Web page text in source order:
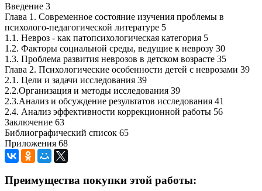
Введение 3
Глава 1. Современное состояние изучения проблемы в
психолого-педагогической литературе 5
1.1. Невроз - как патопсихологическая категория 5
1.2. Факторы социальной среды, ведущие к неврозу 30
1.3. Проблема развития неврозов в детском возрасте 35
Глава 2. Психологические особенности детей с неврозами 39
2.1. Цели и задачи исследования 39
2.2.Организация и методы исследования 39
2.3.Анализ и обсуждение результатов исследования 41
2.4. Анализ эффективности коррекционной работы 56
Заключение 63
Библиографический список 65
Приложения 68
Преимущества покупки этой работы: